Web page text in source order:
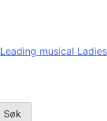
Leading musical Ladies
Søk